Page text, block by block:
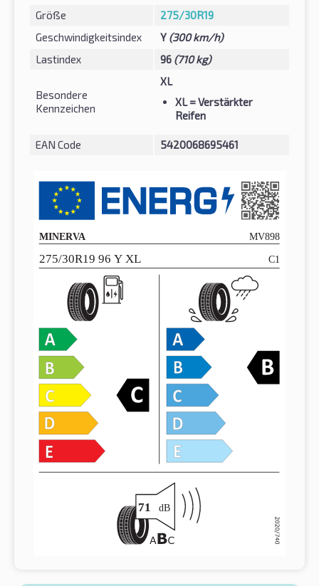
Größe
275/30R19
Geschwindigkeitsindex
Y (300 km/h)
Lastindex
96 (710 kg)
Besondere
Kennzeichen
XL
XL= Verstärkter
Reifen
EAN Code 5420068695461